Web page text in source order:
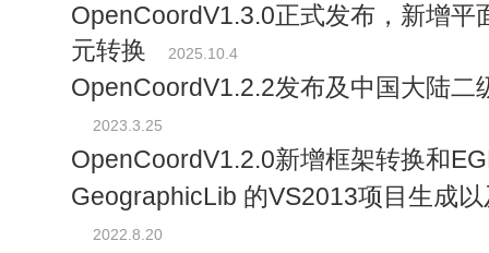
OpenCoordV1.3.0正式发布，新增平
元转换
2025.10.4
OpenCoordV1.2.2发布及中国大陆二
2023.3.25
OpenCoordV1.2.0新增框架转换和
GeographicLib 的VS2013项目生成
2022.8.20